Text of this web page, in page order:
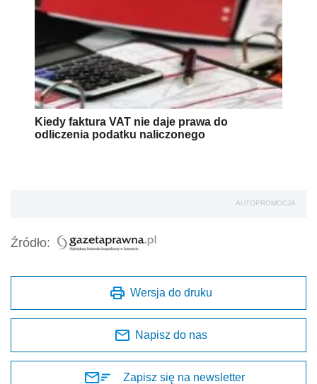
Kiedy faktura VAT nie daje prawa do
odliczenia podatku naliczonego
AUTOPROMOCJA
Źródło:
Wersja do druku
Napisz do nas
Zapisz się na newsletter